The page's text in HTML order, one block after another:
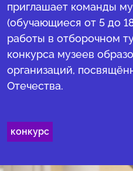
приглашает команды
(обучающиеся от 5 до
работы в отборочном
конкурса музеев
организаций,
Отечества.
конкурс